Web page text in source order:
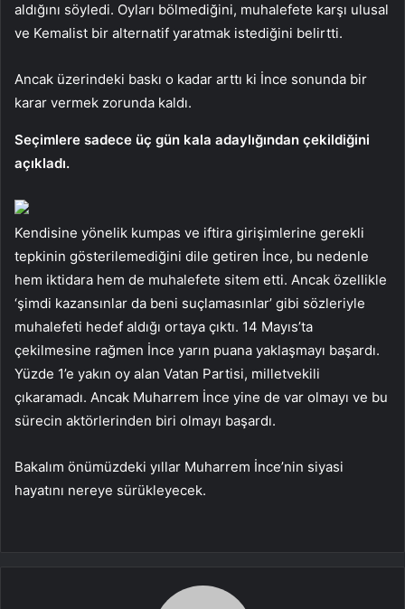
aldığını söyledi. Oyları bölmediğini, muhalefete karşı ulusal
ve Kemalist bir alternatif yaratmak istediğini belirtti.
Ancak üzerindeki baskı o kadar arttı ki İnce sonunda bir
karar vermek zorunda kaldı.
Seçimlere sadece üç gün kala adaylığından çekildiğini
açıkladı.
Kendisine yönelik kumpas ve iftira girişimlerine gerekli
tepkinin gösterilemediğini dile getiren İnce, bu nedenle
hem iktidara hem de muhalefete sitem etti. Ancak özellikle
‘şimdi kazansınlar da beni suçlamasınlar’ gibi sözleriyle
muhalefeti hedef aldığı ortaya çıktı. 14 Mayıs’ta
çekilmesine rağmen İnce yarın puana yaklaşmayı başardı.
Yüzde 1’e yakın oy alan Vatan Partisi, milletvekili
çıkaramadı. Ancak Muharrem İnce yine de var olmayı ve bu
sürecin aktörlerinden biri olmayı başardı.
Bakalım önümüzdeki yıllar Muharrem İnce’nin siyasi
hayatını nereye sürükleyecek.